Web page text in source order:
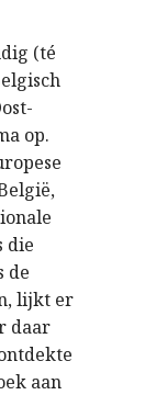
(té
op.
die
de
lijkt er
daar
aan